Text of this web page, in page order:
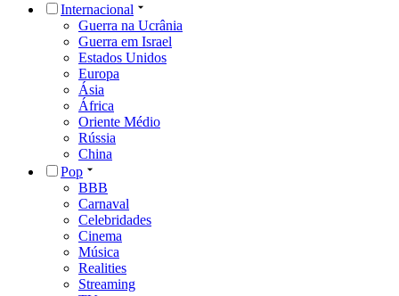
Internacional
Guerra na Ucrânia
Guerra em Israel
Estados Unidos
Europa
Ásia
África
Oriente Médio
Rússia
China
Pop
BBB
Carnaval
Celebridades
Cinema
Música
Realities
Streaming